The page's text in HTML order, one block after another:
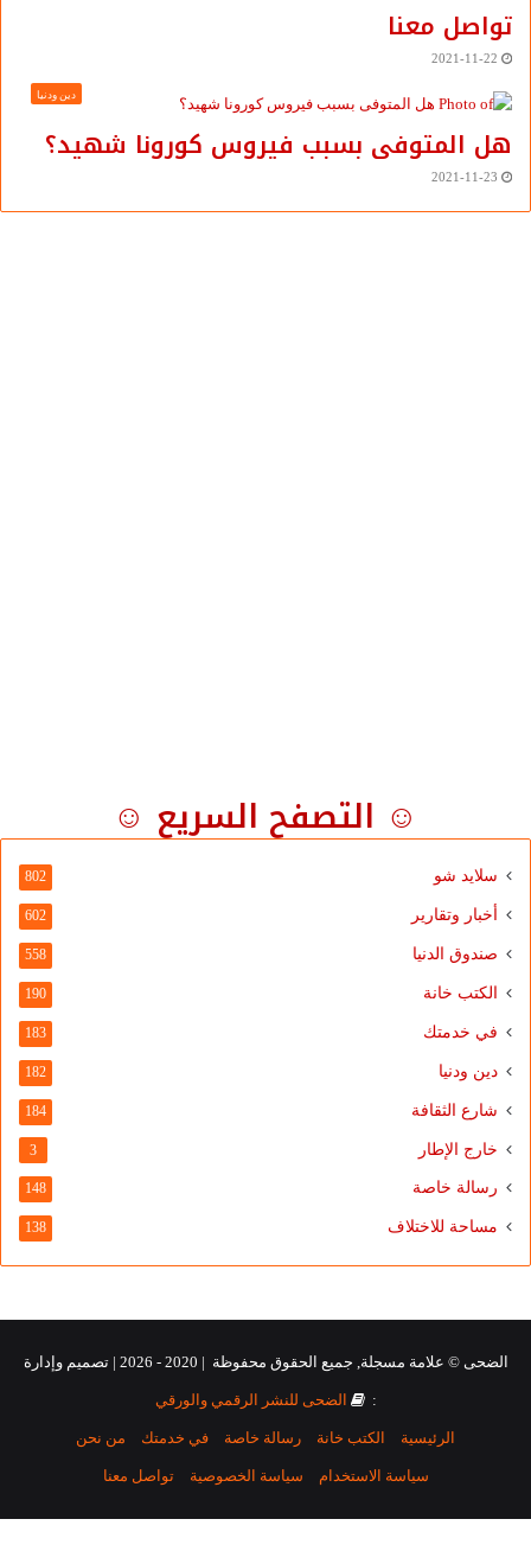
تواصل معنا
2021-11-22
دين ودنيا
هل المتوفى بسبب فيروس كورونا شهيد؟
2021-11-23
☺ التصفح السريع ☺
سلايد شو 802
أخبار وتقارير 602
صندوق الدنيا 558
الكتب خانة 190
في خدمتك 183
دين ودنيا 182
شارع الثقافة 184
خارج الإطار 3
رسالة خاصة 148
مساحة للاختلاف 138
الضحى © علامة مسجلة, جميع الحقوق محفوظة | 2020 - 2026 | تصميم وإدارة
: الضحى للنشر الرقمي والورقي
الرئيسية الكتب خانة رسالة خاصة في خدمتك من نحن
سياسة الاستخدام سياسة الخصوصية تواصل معنا